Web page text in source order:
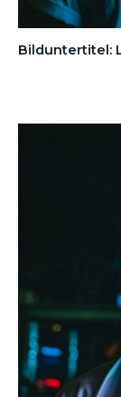
Bilduntertitel: